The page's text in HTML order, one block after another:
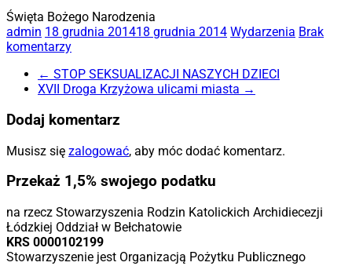
Święta Bożego Narodzenia
admin 18 grudnia 201418 grudnia 2014 Wydarzenia Brak
komentarzy
← STOP SEKSUALIZACJI NASZYCH DZIECI
XVII Droga Krzyżowa ulicami miasta →
Dodaj komentarz
Musisz się zalogować, aby móc dodać komentarz.
Przekaż 1,5% swojego podatku
na rzecz Stowarzyszenia Rodzin Katolickich Archidiecezji
Łódzkiej Oddział w Bełchatowie
KRS 0000102199
Stowarzyszenie jest Organizacją Pożytku Publicznego